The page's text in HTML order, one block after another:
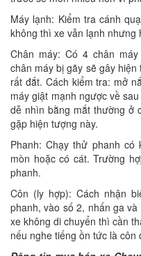
Máy lạnh: Kiểm tra cánh
không thì xe vẫn lạnh nhưng
Chân máy: Có 4 chân
chân máy bị gãy sẽ gây
rất đắt. Cách kiểm tra: mở
máy giật mạnh ngược về
dễ nhìn bằng mắt thường ở
gặp hiện tượng này.
Phanh: Chạy thử phanh
mòn hoặc có cát. Trường
phanh.
Côn (ly hợp): Cách nhận
phanh, vào số 2, nhấn ga
xe không di chuyển thì cần
nếu nghe tiếng ồn tức là côn